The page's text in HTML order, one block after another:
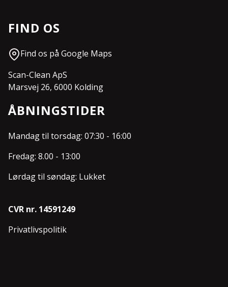
FIND OS
Find os på Google Maps
Scan-Clean ApS
Marsvej 26, 6000 Kolding
ÅBNINGSTIDER
Mandag til torsdag: 07:30 - 16:00
Fredag: 8.00 - 13:00
Lørdag til søndag: Lukket
CVR nr. 14591249
Privatlivspolitik